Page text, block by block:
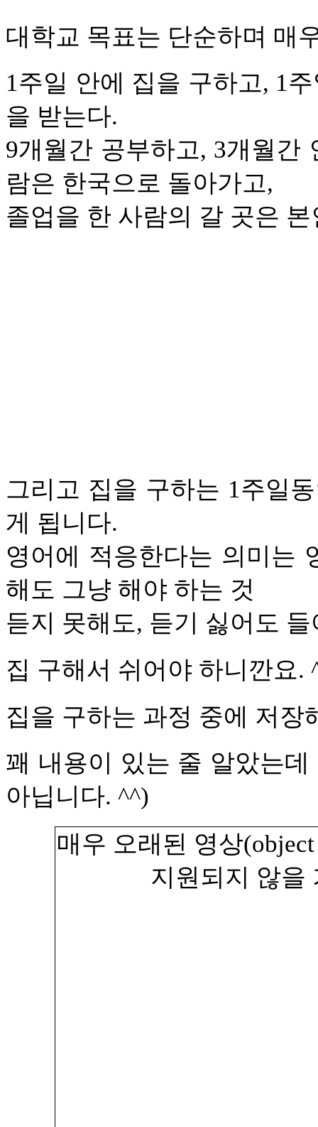
대학교 목표는 단순하며 매
1주일 안에 집을 구하고, 1
을 받는다.
9개월간 공부하고, 3개월간
람은 한국으로 돌아가고,
졸업을 한 사람의 갈 곳은
그리고 집을 구하는 1주일
게 됩니다.
영어에 적응한다는 의미는
해도 그냥 해야 하는 것
듣지 못해도, 듣기 싫어도
집 구해서 쉬어야 하니깐요.
집을 구하는 과정 중에 저장
꽤 내용이 있는 줄 알았는
아닙니다. ^^)
매우 오래된 영상
지원되지 않을